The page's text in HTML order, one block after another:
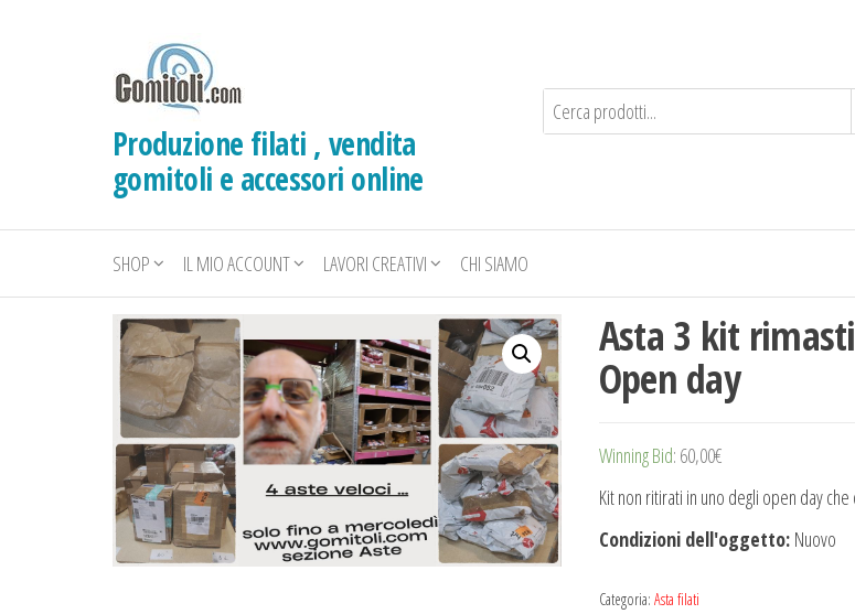
Produzione filati , vendita
gomitoli e accessori online
SHOP IL MIO ACCOUNT LAVORI CREATIVI CHI SIAMO
Asta 3 kit
Open day
Winning Bid: 60,00€
Kit non ritirati in uno degli open day che
Condizioni dell'oggetto: Nuovo
Categoria: Asta filati